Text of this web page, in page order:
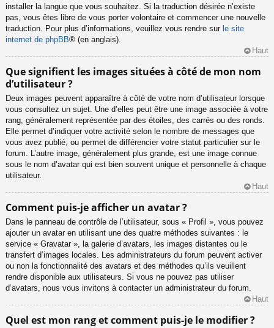
installer la langue que vous souhaitez. Si la traduction désirée n’existe
pas, vous êtes libre de vous porter volontaire et commencer une nouvelle
traduction. Pour plus d’informations, veuillez vous rendre sur le site
internet de phpBB® (en anglais).
Haut
Que signifient les images situées à côté de mon nom
d’utilisateur ?
Deux images peuvent apparaître à côté de votre nom d’utilisateur lorsque
vous consultez un sujet. Une d’elles peut être une image associée à votre
rang, généralement représentée par des étoiles, des carrés ou des ronds.
Elle permet d’indiquer votre activité selon le nombre de messages que
vous avez publié, ou permet de différencier votre statut particulier sur le
forum. L’autre image, généralement plus grande, est une image connue
sous le nom d’avatar qui est bien souvent unique et personnelle à chaque
utilisateur.
Haut
Comment puis-je afficher un avatar ?
Dans le panneau de contrôle de l’utilisateur, sous « Profil », vous pouvez
ajouter un avatar en utilisant une des quatre méthodes suivantes : le
service « Gravatar », la galerie d’avatars, les images distantes ou le
transfert d’images locales. Les administrateurs du forum peuvent activer
ou non la fonctionnalité des avatars et des méthodes qu’ils veuillent
rendre disponible aux utilisateurs. Si vous ne pouvez pas utiliser
d’avatars, nous vous invitons à contacter un administrateur du forum.
Haut
Quel est mon rang et comment puis-je le modifier ?